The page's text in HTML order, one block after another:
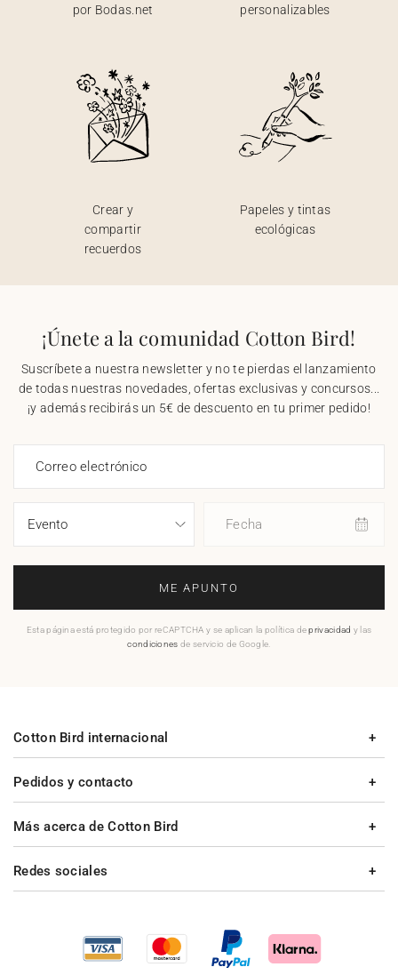
por Bodas.net
personalizables
Crear y
compartir
recuerdos
Papeles y tintas
ecológicas
¡Únete a la comunidad Cotton Bird!
Suscríbete a nuestra newsletter y no te pierdas el lanzamiento
de todas nuestras novedades, ofertas exclusivas y concursos...
¡y además recibirás un 5€ de descuento en tu primer pedido!
Correo electrónico
Fecha
ME APUNTO
Esta página está protegido por reCAPTCHA y se aplican la política deprivacidad y las
condiciones de servicio de Google.
Pedidos y contacto
Más acerca de Cotton Bird
Cotton Bird internacional
Redes sociales